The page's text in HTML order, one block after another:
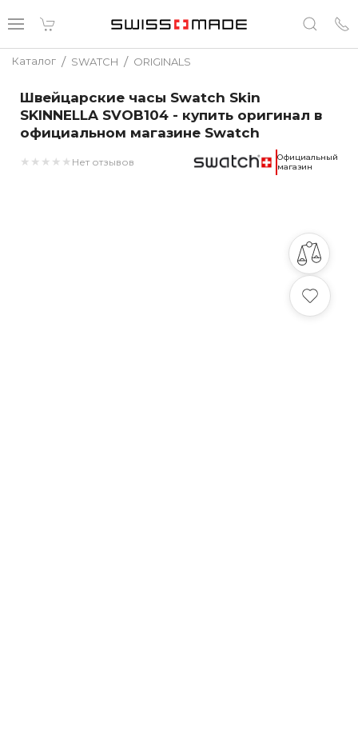
Каталог / SWATCH / ORIGINALS
Швейцарские часы Swatch Skin
SKINNELLA SVOB104 - купить оригинал в
официальном магазине Swatch
★ ★ ★ ★ ★ Нет отзывов
Официальный
магазин